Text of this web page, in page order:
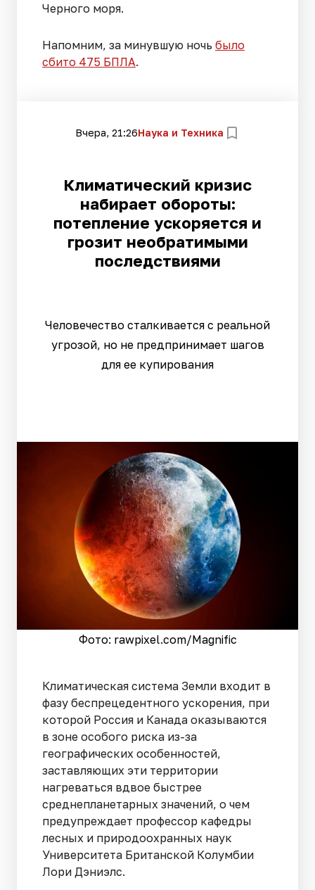
Черного моря.
Напомним, за минувшую ночь было
сбито 475 БПЛА.
Вчера, 21:26Наука и Техника
Климатический кризис
набирает обороты:
потепление ускоряется и
грозит необратимыми
последствиями
Человечество сталкивается с реальной
угрозой, но не предпринимает шагов
для ее купирования
Фото: rawpixel.сom/Magnific
Климатическая система Земли входит в
фазу беспрецедентного ускорения, при
которой Россия и Канада оказываются
в зоне особого риска из-за
географических особенностей,
заставляющих эти территории
нагреваться вдвое быстрее
среднепланетарных значений, о чем
предупреждает профессор кафедры
лесных и природоохранных наук
Университета Британской Колумбии
Лори Дэниэлс.